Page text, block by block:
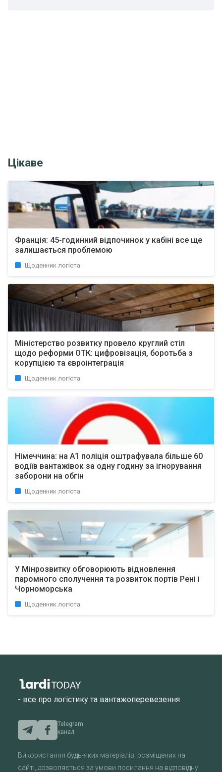
Цікаве
Франція: 45-годинний відпочинок у кабіні все ще
залишається проблемою
Щоденник логіста
Міністерство розвитку провело круглий стіл
щодо реформи ОТК: цифровізація, боротьба з
корупцією та євроінтеграція
Щоденник логіста
Німеччина: на А1 поліція оштрафувала більше 60
водіїв вантажівок за одну годину за ігнорування
заборони на обгін
Щоденник логіста
У Мінрозвитку обговорюють відновлення
паромного сполучення та розвиток портів Рені і
Чорноморська
Щоденник логіста
- все про логістику та вантажоперевезення
Telegram
канал
Використання будь-яких матеріалів, розміщених на
сайті, дозволяється за умови посилання на відповідну